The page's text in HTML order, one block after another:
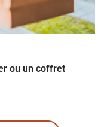
ou un coffret